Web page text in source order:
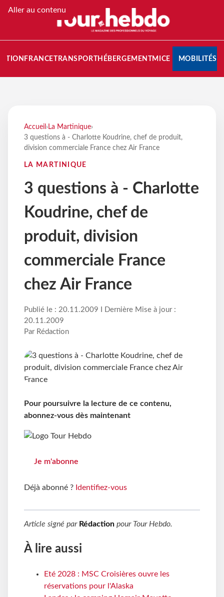
Aller au contenu
FRANCETRANSPORT HÉBERGEMENTMICE MOBILITÉS
Accueil › La Martinique›
3 questions à - Charlotte Koudrine, chef de produit,
division commerciale France chez Air France
LA MARTINIQUE
3 questions à - Charlotte
Koudrine, chef de
produit, division
commerciale France
chez Air France
Publié le : 20.11.2009 I Dernière Mise à jour :
20.11.2009
Par Rédaction
Pour poursuivre la lecture de ce contenu,
abonnez-vous dès maintenant
Je m'abonne
Déjà abonné ? Identifiez-vous
Article signé par Rédaction pour Tour Hebdo.
À lire aussi
Eté 2028 : MSC Croisières ouvre les
réservations pour l'Alaska